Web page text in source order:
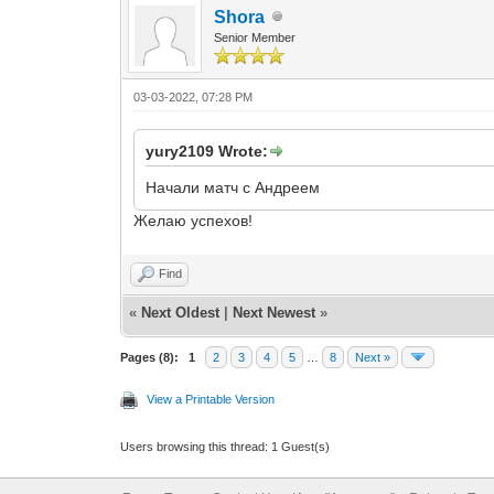
Shora
Senior Member
03-03-2022, 07:28 PM
yury2109 Wrote:
Начали матч с Андреем
Желаю успехов!
Find
« Next Oldest Next Newest »
Pages (8): 1 2 3 4 5 8 Next »
View a Printable Version
Users browsing this thread: 1 Guest(s)